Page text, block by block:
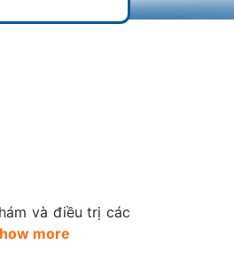
và điều trị các
more